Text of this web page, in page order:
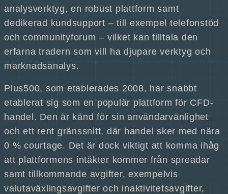
analysverktyg, en robust plattform samt
dedikerad kundsupport – till exempel telefonstöd
och communityforum – vilket kan tilltala den
erfarna tradern som vill ha djupare verktyg och
marknadsanalys.
Plus500, som etablerades 2008, har snabbt
etablerat sig som en populär plattform för CFD-
handel. Den är känd för sin användarvänlighet
och ett rent gränssnitt, där handel sker med nära
0 % courtage. Det är dock viktigt att komma ihåg
att plattformens intäkter kommer från spreadar
samt tillkommande avgifter, exempelvis
valutaväxlingsavgifter och inaktivitetsavgifter,